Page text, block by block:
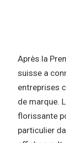
Après la
suisse a
entreprises
de marque.
florissante
particulier